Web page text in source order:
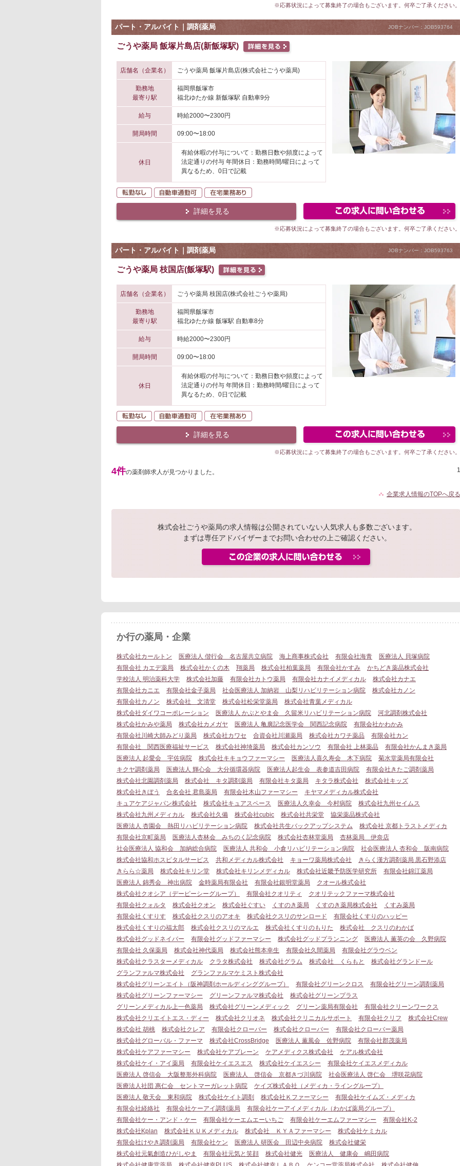
※応募状況によって募集終了の場合もございます。何卒ご了承ください。
パート・アルバイト｜調剤薬局 JOBナンバー：JOB593764
ごうや薬局 飯塚片島店(新飯塚駅)
店舗名（企業名） ごうや薬局 飯塚片島店(株式会社ごうや薬局)
勤務地
最寄り駅
福岡県飯塚市
福北ゆたか線 新飯塚駅 自動車9分
給与 時給2000〜2300円
開局時間 09:00〜18:00
休日
有給休暇の付与について：勤務日数や頻度によって
法定通りの付与 年間休日：勤務時間/曜日によって
異なるため、0日で記載
転勤なし 自動車通勤可
詳細を見る
※応募状況によって募集終了の場合もございます。何卒ご了承ください。
パート・アルバイト｜調剤薬局 JOBナンバー：JOB593763
ごうや薬局 枝国店(飯塚駅)
店舗名（企業名） ごうや薬局 枝国店(株式会社ごうや薬局)
勤務地
最寄り駅
福岡県飯塚市
福北ゆたか線 飯塚駅 自動車8分
給与 時給2000〜2300円
開局時間 09:00〜18:00
休日
有給休暇の付与について：勤務日数や頻度によって
法定通りの付与 年間休日：勤務時間/曜日によって
異なるため、0日で記載
転勤なし 自動車通勤可
詳細を見る
※応募状況によって募集終了の場合もございます。何卒ご了承ください。
4件の薬剤師求人が見つかりました。 1
企業求人情報のTOPへ戻る
株式会社ごうや薬局の求人情報は公開されていない人気求人も多数ございます。
まずは専任アドバイザーまでお問い合わせの上ご確認ください。
か行の薬局・企業
株式会社カールトン 医療法人 偕行会 名古屋共立病院 海上商事株式会社 有限会社海青
医療法人 貝塚病院
有限会社 カエデ薬局
株式会社かくの木 翔薬局 株式会社柏葉薬局 有限会社かすみ
かちどき薬品株式会社
学校法人 明治薬科大学
株式会社加藤 有限会社カトウ薬局 有限会社カナイメディカル
株式会社カナエ
有限会社カニエ
有限会社金子薬局 社会医療法人 加納岩 山梨リハビリテーション病院
株式会社カノン
有限会社カノン
株式会社 文清堂 株式会社松栄堂薬局
株式会社青葉メディカル
株式会社ダイワコーポレーション
医療法人 かぶとやま会 久留米リハビリテーション病院
河北調剤株式会社
株式会社かみや薬局
株式会社カメガヤ 医療法人 亀廣記念医学会 関西記念病院
有限会社かわかみ
有限会社川崎大師みどり薬局
株式会社カワセ 合資会社川瀬薬局 株式会社カワチ薬品
有限会社カン
有限会社 関西医療福祉サービス
株式会社神埼薬局 株式会社カンソウ 有限会社 上林薬品
有限会社かんまき薬局
医療法人 起愛会 宇佐病院
株式会社キキョウファーマシー 医療法人喜久寿会 木下病院
菊水堂薬局有限会社
キクヤ調剤薬局
医療法人 輝心会 大分循環器病院 医療法人起生会 表参道吉田病院
有限会社きたご調剤薬局
株式会社北園調剤薬局
株式会社 キタ調剤薬局 有限会社キタ薬局 キタラ株式会社
株式会社キッズ
株式会社きぼう
合名会社 君島薬局 有限会社木山ファーマシー
キヤマメディカル株式会社
キュアケアジャパン株式会社
株式会社キュアスペース 医療法人久幸会 今村病院
株式会社九州セイムス
株式会社九州メディカル
株式会社久備 株式会社cubic 株式会社共栄堂
協栄薬品株式会社
医療法人 杏園会 熱田リハビリテーション病院
株式会社共生バックアップシステム
株式会社 京都トラストメディカ
有限会社京町薬局
医療法人杏林会 みちのく記念病院 株式会社杏林堂薬局
杏林薬局 伊奈店
社会医療法人 協和会 加納総合病院
医療法人 共和会 小倉リハビリテーション病院
社会医療法人 杏和会 阪南病院
株式会社協和ホスピタルサービス
共和メディカル株式会社 キョーワ薬局株式会社
きらく漢方調剤薬局 黒石野添店
きらら☆薬局
株式会社キリン堂 株式会社キリンメディカル 株式会社近畿予防医学研究所
有限会社錦江薬局
医療法人 錦秀会 神出病院
金時薬局有限会社 有限会社銀明堂薬局
クオール株式会社
株式会社クオシア（デーピーシーグループ）
有限会社クオリティ
クオリテックファーマ株式会社
有限会社クォルタ
株式会社クオン 株式会社ぐすい くすのき薬局 くすのき薬局株式会社
くすみ薬局
有限会社くすりす
株式会社クスリのアオキ 株式会社クスリのサンロード
有限会社くすりのハッピー
株式会社くすりの福太郎
株式会社クスリのマルエ 株式会社くすりのもりた
株式会社 クスリのわかば
株式会社グッドネイバー
有限会社グッドファーマシー 株式会社グッドプランニング
医療法人 薫英の会 久野病院
有限会社 久保薬局
株式会社神代薬局 株式会社熊本幸生 有限会社久間薬局
有限会社グラウベン
株式会社クラスターメディカル
クラタ株式会社 株式会社グラム 株式会社 くらもと
株式会社グランドール
グランファルマ株式会社
グランファルマケミスト株式会社
株式会社グリーンエイト（阪神調剤ホールディンググループ）
有限会社グリーンクロス
有限会社グリーン調剤薬局
株式会社グリーンファーマシー
グリーンファルマ株式会社
株式会社グリーンプラス
グリーンメディカル上一色薬局
株式会社グリーンメディック グリーン薬局有限会社
有限会社クリーンワークス
株式会社クリエイトエス・ディー
株式会社クリオネ 株式会社クリニカルサポート 有限会社クリフ
株式会社Crew
株式会社 胡桃
株式会社クレア 有限会社クローバー 株式会社クローバー
有限会社クローバー薬局
株式会社グローバル・ファーマ
株式会社CrossBridge 医療法人 薫風会 佐野病院
有限会社郡茂薬局
株式会社ケアファーマシー
株式会社ケアブレーン ケアメディクス株式会社
ケアル株式会社
株式会社ケイ・アイ薬局
有限会社ケイエスエス 株式会社ケイエスシー
有限会社ケイエスメディカル
医療法人 啓信会 大阪整形外科病院
医療法人 啓信会 京都きづ川病院
社会医療法人 啓仁会 堺咲花病院
医療法人社団 惠仁会 セントマーガレット病院
ケイズ株式会社（メディカ・ライングループ）
医療法人 敬天会 東和病院
株式会社ケイト調剤 株式会社Ｋファーマシー
有限会社ケイムズ・メディカ
有限会社経絡社
有限会社ケーアイ調剤薬局
有限会社ケーアイメディカル（わかば薬局グループ）
有限会社ケー・アンド・ケー
有限会社ケーエムエーいちご 有限会社ケーエムファーマシー
有限会社K-2
株式会社Kplan
株式会社ＫＵＫメディカル 株式会社 ＫＹＡファーマシー
株式会社ケミカル
有限会社けやき調剤薬局
有限会社ケン 医療法人 研医会 田辺中央病院
株式会社健栄
株式会社元氣創造ひがしやま
有限会社元気と笑顔 株式会社健光
医療法人 健康会 嶋田病院